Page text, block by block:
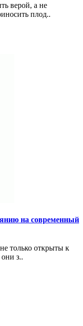
верой, а не
плод..
на современный
только открыты к
з..